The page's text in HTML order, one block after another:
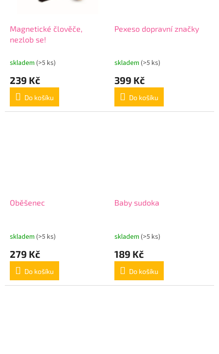
Magnetické člověče,
nezlob se!
skladem (>5 ks)
239 Kč
Do košíku
Pexeso dopravní značky
skladem (>5 ks)
399 Kč
Do košíku
Oběšenec
skladem (>5 ks)
279 Kč
Do košíku
Baby sudoka
skladem (>5 ks)
189 Kč
Do košíku